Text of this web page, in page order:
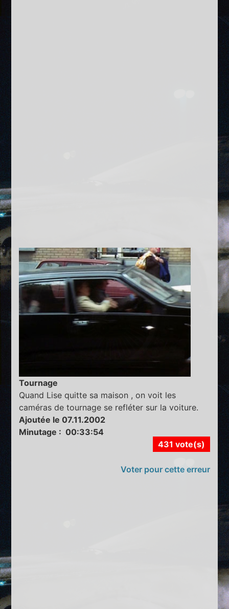
Tournage
Quand Lise quitte sa maison , on voit les
caméras de tournage se refléter sur la voiture.
Ajoutée le 07.11.2002
Minutage : 00:33:54
431 vote(s)
Voter pour cette erreur